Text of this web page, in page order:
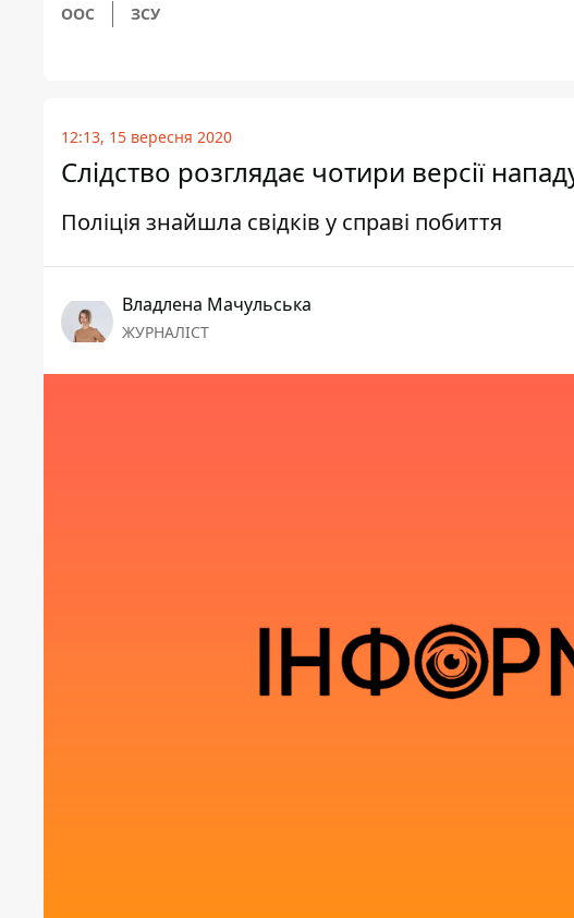
ООС ЗСУ
12:13, 15 вересня 2020
Слідство розглядає чотири версії
Поліція знайшла свідків у справі побиття
Владлена Мачульська
ЖУРНАЛІСТ